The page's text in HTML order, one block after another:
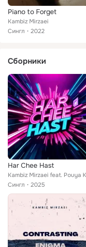
Piano to Forget
Kambiz Mirzaei
Сингл
2022
Сборники
Har Chee Hast
Сингл
2025